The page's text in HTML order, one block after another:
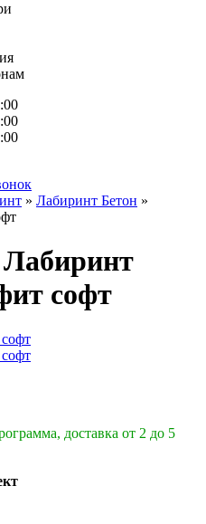
» Лабиринт Бетон »
Лабиринт
софт
доставка от 2 до 5